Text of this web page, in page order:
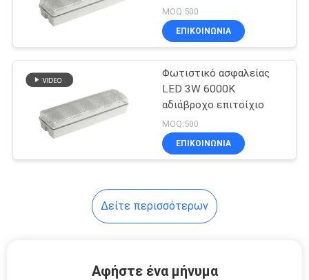
Δίδυμα φω'τα
έκτακτης ανάγκης
σημείων
οδηγημένα σημάδια
Ni-CD
MOQ:500
ΕΠΙΚΟΙΝΩΝΊΑ
Φωτιστικό ασφαλείας
LED 3W 6000K
αδιάβροχο επιτοίχιο
MOQ:500
ΕΠΙΚΟΙΝΩΝΊΑ
Δείτε περισσότερων
Αφήστε ένα μήνυμα